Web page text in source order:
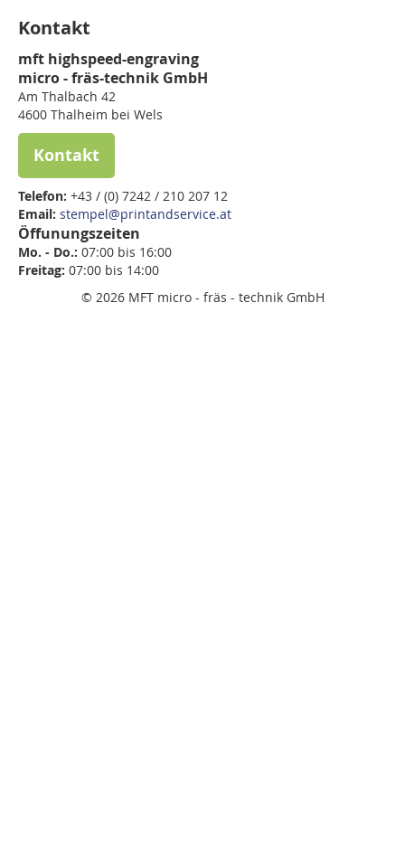
Kontakt
mft highspeed-engraving
micro - fräs-technik GmbH
Am Thalbach 42
4600 Thalheim bei Wels
Kontakt
Telefon: +43 / (0) 7242 / 210 207 12
Email: stempel@printandservice.at
Öffunungszeiten
Mo. - Do.: 07:00 bis 16:00
Freitag: 07:00 bis 14:00
© 2026 MFT micro - fräs - technik GmbH